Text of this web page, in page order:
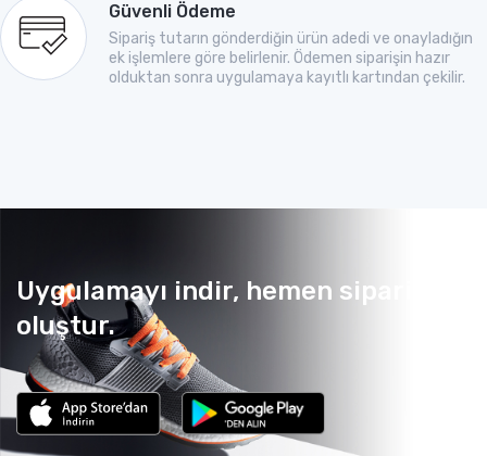
Güvenli Ödeme
Sipariş tutarın gönderdiğin ürün adedi ve onayladığın
ek işlemlere göre belirlenir. Ödemen siparişin hazır
olduktan sonra uygulamaya kayıtlı kartından çekilir.
Uygulamayı indir, hemen sipariş
oluştur.